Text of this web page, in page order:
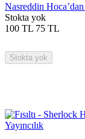
Nasreddin
Stokta yok
100 TL 75 TL
Stokta yok